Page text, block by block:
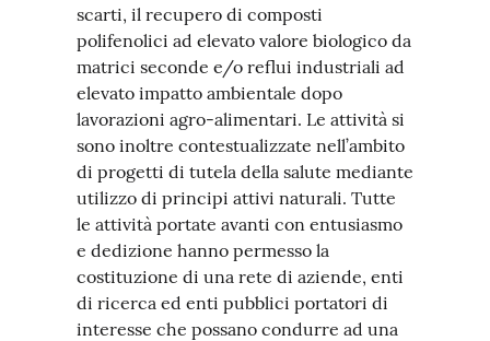
scarti, il recupero di composti
polifenolici ad elevato valore biologico da
matrici seconde e/o reflui industriali ad
elevato impatto ambientale dopo
lavorazioni agro-alimentari. Le attività si
sono inoltre contestualizzate nell’ambito
di progetti di tutela della salute mediante
utilizzo di principi attivi naturali. Tutte
le attività portate avanti con entusiasmo
e dedizione hanno permesso la
costituzione di una rete di aziende, enti
di ricerca ed enti pubblici portatori di
interesse che possano condurre ad una